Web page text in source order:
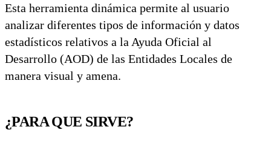
Esta herramienta dinámica permite al usuario
analizar diferentes tipos de información y datos
estadísticos relativos a la Ayuda Oficial al
Desarrollo (AOD) de las Entidades Locales de
manera visual y amena.
¿PARA QUE SIRVE?